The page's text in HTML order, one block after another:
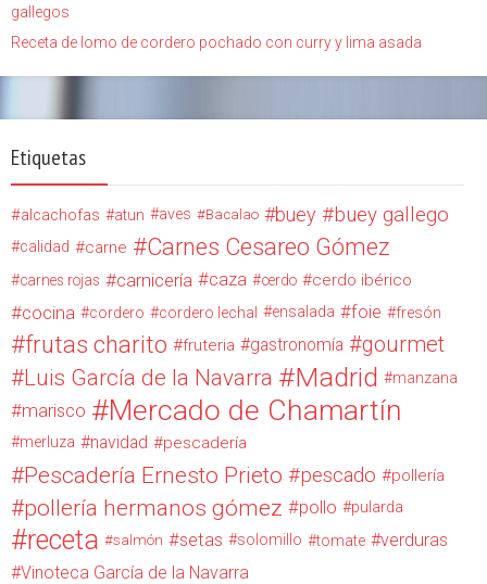
gallegos
Receta de lomo de cordero pochado con curry y lima asada
Etiquetas
alcachofas atun aves Bacalao buey buey gallego
calidad carne Carnes Cesareo Gómez
carnes rojas carnicería caza cerdo cerdo ibérico
cocina cordero cordero lechal ensalada foie fresón
frutas charito fruteria gastronomía gourmet
Luis García de la Navarra Madrid manzana
marisco Mercado de Chamartín
merluza navidad pescadería
Pescadería Ernesto Prieto pescado pollería
pollería hermanos gómez pollo pularda
receta salmón setas solomillo tomate
verduras
Vinoteca García de la Navarra